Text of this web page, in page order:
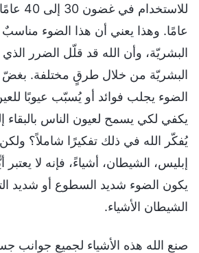
عامًا. وهذا يعني أن هذا الضوء مناسبٌ
البشريّة، وأن الله قد قلّل الضرر الذي
البشريّة من خلال طرقٍ مختلفة. بغضّ
الضوء يجلب فوائد أو يُسبّب عيوبًا
يكفي لكي يسمح لعيون الناس بالبقاء
يُفكّر الله في ذلك تفكيرًا شاملاً؟
إبليس، الشيطان، أشياءً، فإنه لا
يكون الضوء شديد السطوع أو شديد
الشيطان الأشياء.
صنع الله هذه الأشياء لجميع جوانب